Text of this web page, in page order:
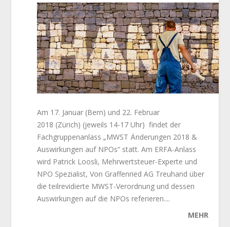
Am 17. Januar (Bern) und 22. Februar
2018 (Zürich) (jeweils 14-17 Uhr) findet der
Fachgruppenanlass „MWST Änderungen 2018 &
Auswirkungen auf NPOs“ statt. Am ERFA-Anlass
wird Patrick Loosli, Mehrwertsteuer-Experte und
NPO Spezialist, Von Graffenried AG Treuhand über
die teilrevidierte MWST-Verordnung und dessen
Auswirkungen auf die NPOs referieren....
MEHR